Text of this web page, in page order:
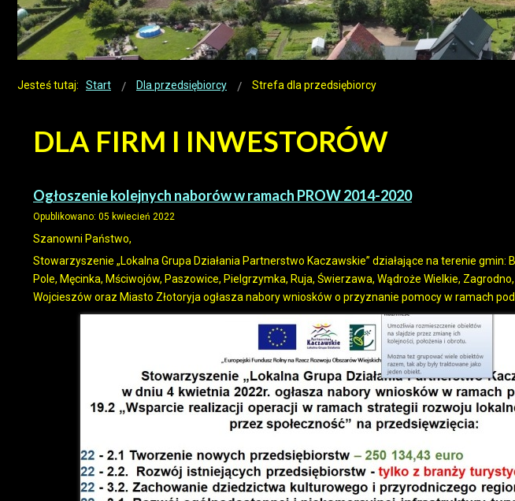
Jesteś tutaj: Start Dla przedsiębiorcy Strefa dla przedsiębiorcy
DLA FIRM I INWESTORÓW
Ogłoszenie kolejnych naborów w ramach PROW 2014-2020
Opublikowano: 05 kwiecień 2022
Szanowni Państwo,
Stowarzyszenie „Lokalna Grupa Działania Partnerstwo Kaczawskie” działające na terenie gmin:
Pole, Męcinka, Mściwojów, Paszowice, Pielgrzymka, Ruja, Świerzawa, Wądroże Wielkie,
Wojcieszów oraz Miasto Złotoryja ogłasza nabory wniosków o przyznanie pomocy w ramach